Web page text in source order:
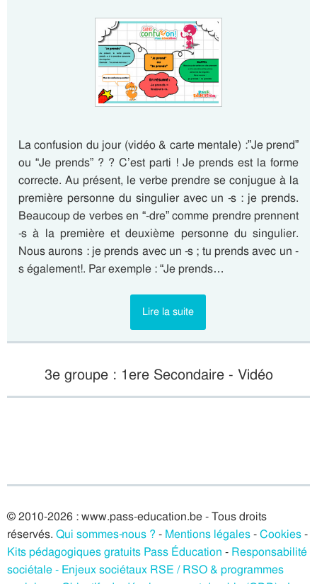
La confusion du jour (vidéo & carte mentale) :”Je prend”
ou “Je prends” ? ? C’est parti ! Je prends est la forme
correcte. Au présent, le verbe prendre se conjugue à la
première personne du singulier avec un -s : je prends.
Beaucoup de verbes en “-dre” comme prendre prennent
-s à la première et deuxième personne du singulier.
Nous aurons : je prends avec un -s ; tu prends avec un -
s également!. Par exemple : “Je prends…
Lire la suite
3e groupe : 1ere Secondaire - Vidéo
© 2010-2026 : www.pass-education.be - Tous droits
réservés. Qui sommes-nous ? - Mentions légales-Cookies-
Kits pédagogiques gratuits Pass Éducation - Responsabilité
sociétale - Enjeux sociétaux RSE / RSO & programmes